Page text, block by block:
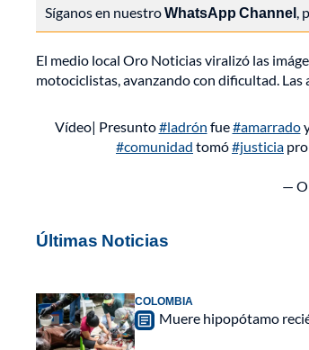
Síganos en nuestroWhatsApp Channel,
El medio local Oro Noticias viralizó las
motociclistas, avanzando con dificultad.
Vídeo| Presunto#ladrón fue#amarrado
#comunidad tomó#justicia
—
Últimas Noticias
COLOMBIA
Muere hipopótamo